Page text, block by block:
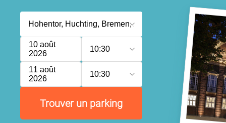
10 août
2026
10:30
11 août
2026
10:30
Trouver un parking